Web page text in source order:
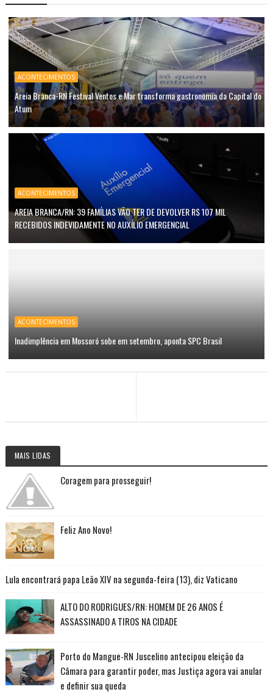
ACONTECIMENTOS
Areia Branca-RN Festival Ventos e Mar transforma gastronomia da Capital do
Atum
ACONTECIMENTOS
AREIA BRANCA/RN: 39 FAMÍLIAS VÃO TER DE DEVOLVER R$ 107 MIL
RECEBIDOS INDEVIDAMENTE NO AUXÍLIO EMERGENCIAL
ACONTECIMENTOS
Inadimplência em Mossoró sobe em setembro, aponta SPC Brasil
MAIS LIDAS
Coragem para prosseguir!
Feliz Ano Novo!
Lula encontrará papa Leão XIV na segunda-feira (13), diz Vaticano
ALTO DO RODRIGUES/RN: HOMEM DE 26 ANOS É
ASSASSINADO A TIROS NA CIDADE
Porto do Mangue-RN Juscelino antecipou eleição da
Câmara para garantir poder, mas Justiça agora vai anular
e definir sua queda